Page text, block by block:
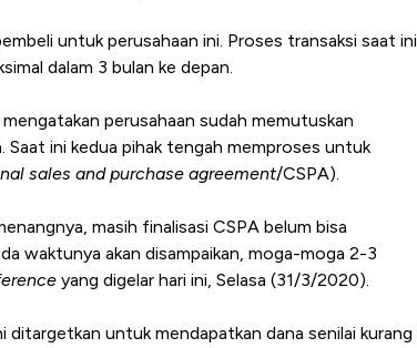
untuk perusahaan ini. Proses transaksi saat ini
dalam 3 bulan ke depan.
perusahaan sudah memutuskan
Saat ini kedua pihak tengah memproses untuk
sales and purchase agreement/CSPA).
masih finalisasi CSPA belum bisa
waktunya akan disampaikan, moga-moga 2-3
yang digelar hari ini, Selasa (31/3/2020).
ditargetkan untuk mendapatkan dana senilai kurang